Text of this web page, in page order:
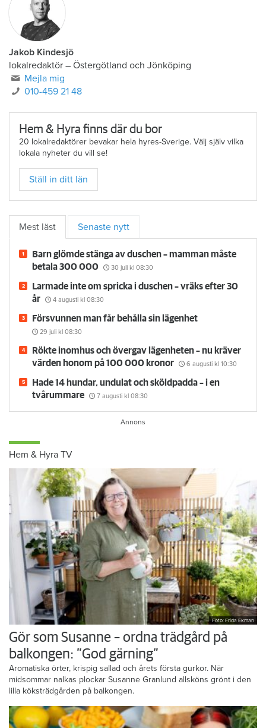
Jakob Kindesjö
lokalredaktör – Östergötland och Jönköping
Mejla mig
010-459 21 48
Hem & Hyra finns där du bor
20 lokalredaktörer bevakar hela hyres-Sverige. Välj själv vilka
lokala nyheter du vill se!
Ställ in ditt län
Mest läst Senaste nytt
Barn glömde stänga av duschen – mamman måste
betala 300 000
30 juli kl 08:30
Larmade inte om spricka i duschen – vräks efter 30
år
4 augusti kl 08:30
Försvunnen man får behålla sin lägenhet
29 juli kl 08:30
Rökte inomhus och övergav lägenheten – nu kräver
värden honom på 100 000 kronor
6 augusti kl 10:30
Hade 14 hundar, undulat och sköldpadda – i en
tvårummare
7 augusti kl 08:30
Hem & Hyra TV
Foto: Frida Ekman
Gör som Susanne – ordna trädgård på
balkongen: ”God gärning”
Aromatiska örter, krispig sallad och årets första gurkor. När
midsommar nalkas plockar Susanne Granlund allsköns grönt i den
lilla köksträdgården på balkongen.